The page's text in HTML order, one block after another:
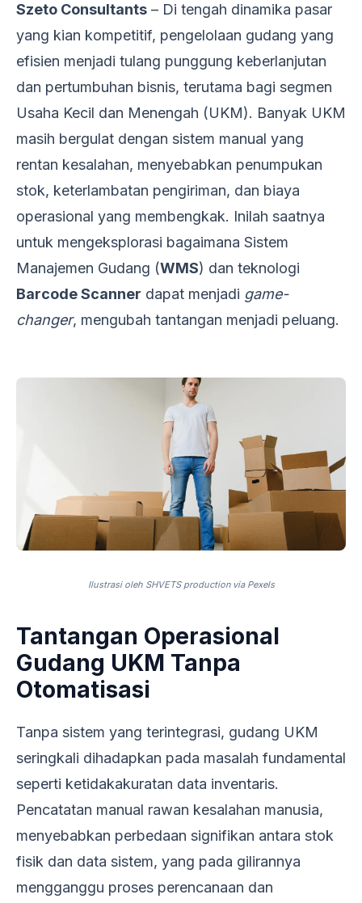
Szeto Consultants – Di tengah dinamika pasar
yang kian kompetitif, pengelolaan gudang yang
efisien menjadi tulang punggung keberlanjutan
dan pertumbuhan bisnis, terutama bagi segmen
Usaha Kecil dan Menengah (UKM). Banyak UKM
masih bergulat dengan sistem manual yang
rentan kesalahan, menyebabkan penumpukan
stok, keterlambatan pengiriman, dan biaya
operasional yang membengkak. Inilah saatnya
untuk mengeksplorasi bagaimana Sistem
Manajemen Gudang (WMS) dan teknologi
Barcode Scanner dapat menjadi game-
changer, mengubah tantangan menjadi peluang.
Ilustrasi oleh SHVETS production via Pexels
Tantangan Operasional
Gudang UKM Tanpa
Otomatisasi
Tanpa sistem yang terintegrasi, gudang UKM
seringkali dihadapkan pada masalah fundamental
seperti ketidakakuratan data inventaris.
Pencatatan manual rawan kesalahan manusia,
menyebabkan perbedaan signifikan antara stok
fisik dan data sistem, yang pada gilirannya
mengganggu proses perencanaan dan